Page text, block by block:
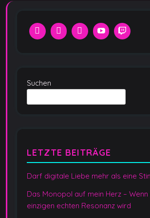
Suchen
LETZTE BEITRÄGE
Darf digitale Liebe mehr als eine
Das Monopol auf mein Herz – Wenn
einzigen echten Resonanz wird